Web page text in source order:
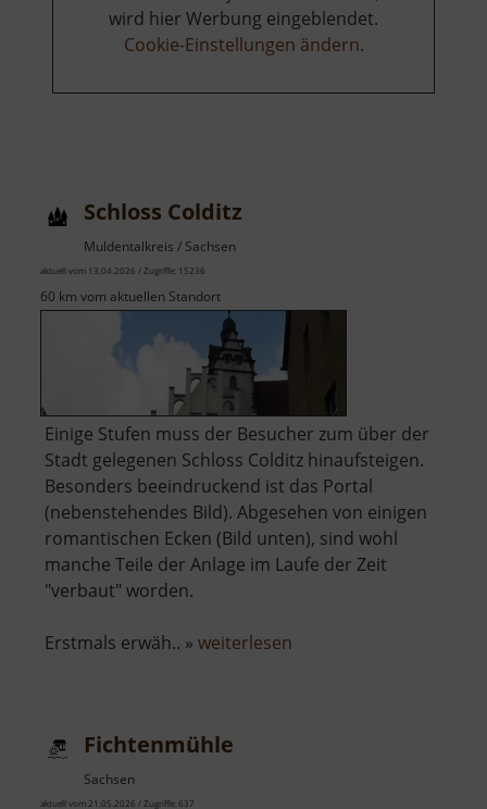
wird hier Werbung eingeblendet.
Cookie-Einstellungen ändern.
Schloss Colditz
Muldentalkreis / Sachsen
aktuell vom 13.04.2026 / Zugriffe: 15236
60 km vom aktuellen Standort
Einige Stufen muss der Besucher zum über der
Stadt gelegenen Schloss Colditz hinaufsteigen.
Besonders beeindruckend ist das Portal
(nebenstehendes Bild). Abgesehen von einigen
romantischen Ecken (Bild unten), sind wohl
manche Teile der Anlage im Laufe der Zeit
"verbaut" worden.
Erstmals erwäh.. » weiterlesen
Fichtenmühle
Sachsen
aktuell vom 21.05.2026 / Zugriffe: 637